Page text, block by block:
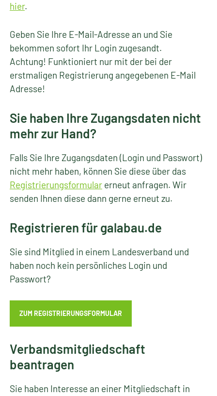
hier.
Geben Sie Ihre E-Mail-Adresse an und Sie
bekommen sofort Ihr Login zugesandt.
Achtung! Funktioniert nur mit der bei der
erstmaligen Registrierung angegebenen E-Mail
Adresse!
Sie haben Ihre Zugangsdaten nicht
mehr zur Hand?
Falls Sie Ihre Zugangsdaten (Login und Passwort)
nicht mehr haben, können Sie diese über das
Registrierungsformular erneut anfragen. Wir
senden Ihnen diese dann gerne erneut zu.
Registrieren für galabau.de
Sie sind Mitglied in einem Landesverband und
haben noch kein persönliches Login und
Passwort?
ZUM REGISTRIERUNGSFORMULAR
Verbandsmitgliedschaft
beantragen
Sie haben Interesse an einer Mitgliedschaft in